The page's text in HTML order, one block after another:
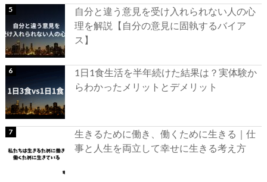
自分と違う意見を受け入れられない人の心
理を解説【自分の意見に固執するバイア
ス】
1日1食生活を半年続けた結果は？実体験か
らわかったメリットとデメリット
生きるために働き、働くために生きる｜仕
事と人生を両立して幸せに生きる考え方